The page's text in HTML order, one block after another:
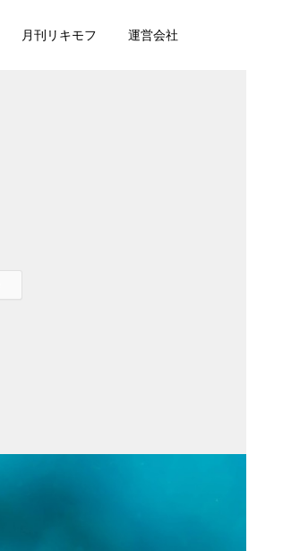
月刊リキモフ 運営会社